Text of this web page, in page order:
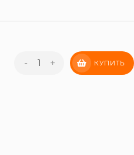
- + КУПИТЬ